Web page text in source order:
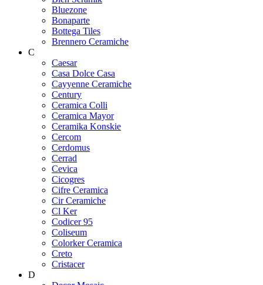
Bluezone
Bonaparte
Bottega Tiles
Brennero Ceramiche
C
Caesar
Casa Dolce Casa
Cayyenne Ceramiche
Century
Ceramica Colli
Ceramica Mayor
Ceramika Konskie
Cercom
Cerdomus
Cerrad
Cevica
Cicogres
Cifre Ceramica
Cir Ceramiche
Cl Ker
Codicer 95
Coliseum
Colorker Ceramica
Creto
Cristacer
D